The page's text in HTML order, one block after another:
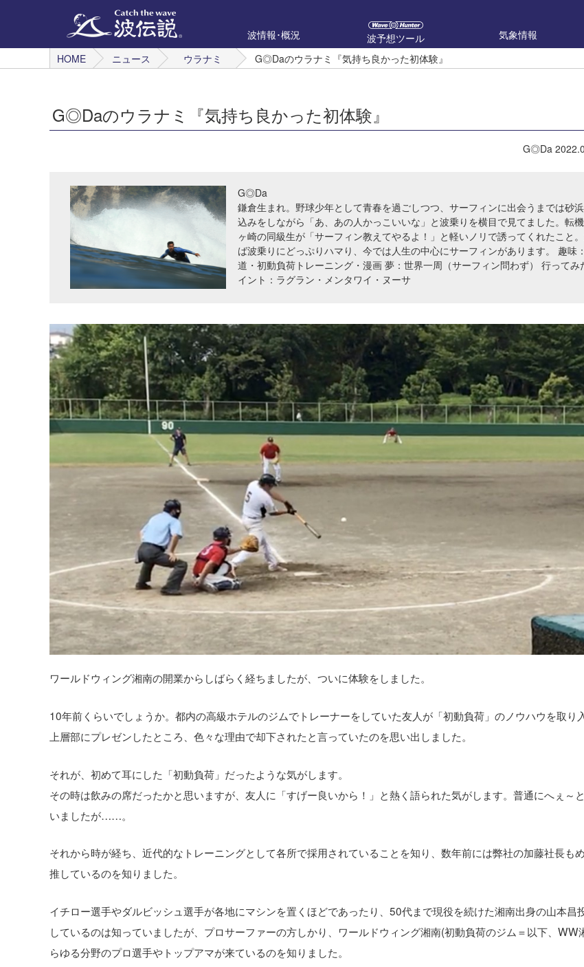
波情報･概況
波予想ツール 気象情報
HOME
ニュース ウラナミ G◎Daのウラナミ『気持ち良かった初体験』
G◎Daのウラナミ『気持ち良かった初体験』
G◎Da
G◎Da
鎌倉生まれ。野球少年として青春を過ごしつつ、サーフィンに出会うまでは砂
込みをしながら「あ、あの人かっこいいな」と波乗りを横目で見てました。転
ヶ崎の同級生が「サーフィン教えてやるよ！」と軽いノリで誘ってくれたこと
ば波乗りにどっぷりハマり、今では人生の中心にサーフィンがあります。 趣味
道・初動負荷トレーニング・漫画 夢：世界一周（サーフィン問わず） 行ってみ
イント：ラグラン・メンタワイ・ヌーサ
ワールドウィング湘南の開業からしばらく経ちましたが、ついに体験をしました。
10年前くらいでしょうか。都内の高級ホテルのジムでトレーナーをしていた友人が「初動負荷」のノウハウを取り
上層部にプレゼンしたところ、色々な理由で却下されたと言っていたのを思い出しました。
それが、初めて耳にした「初動負荷」だったような気がします。
その時は飲みの席だったかと思いますが、友人に「すげー良いから！」と熱く語られた気がします。普通にへぇ～
いましたが……。
それから時が経ち、近代的なトレーニングとして各所で採用されていることを知り、数年前には弊社の加藤社長も
推しているのを知りました。
イチロー選手やダルビッシュ選手が各地にマシンを置くほどであったり、50代まで現役を続けた湘南出身の山本昌
しているのは知っていましたが、プロサーファーの方しかり、ワールドウィング湘南(初動負荷のジム＝以下、WW
らゆる分野のプロ選手やトップアマが来ているのを知りました。